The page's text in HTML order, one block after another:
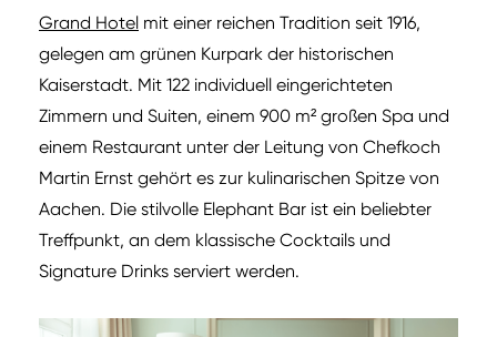
Grand Hotel mit einer reichen Tradition seit 1916,
gelegen am grünen Kurpark der historischen
Kaiserstadt. Mit 122 individuell eingerichteten
Zimmern und Suiten, einem 900 m² großen Spa und
einem Restaurant unter der Leitung von Chefkoch
Martin Ernst gehört es zur kulinarischen Spitze von
Aachen. Die stilvolle Elephant Bar ist ein beliebter
Treffpunkt, an dem klassische Cocktails und
Signature Drinks serviert werden.